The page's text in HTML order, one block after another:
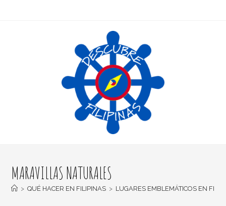
MARAVILLAS NATURALES
> QUÉ HACER EN FILIPINAS > LUGARES EMBLEMÁTICOS EN